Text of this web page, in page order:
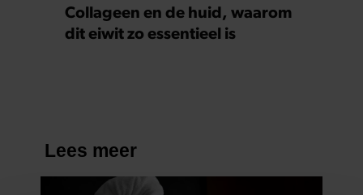
Collageen en de huid, waarom
dit eiwit zo essentieel is